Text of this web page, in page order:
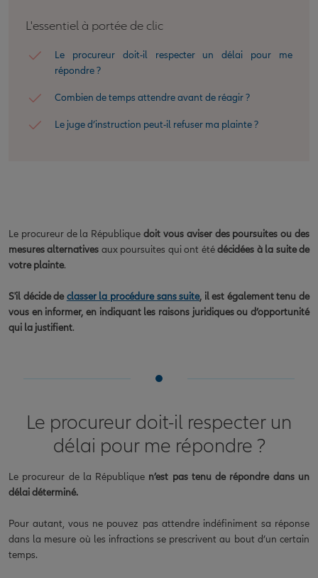
L'essentiel à portée de clic
Le procureur doit-il respecter un délai pour me
répondre ?
Combien de temps attendre avant de réagir ?
Le juge d’instruction peut-il refuser ma plainte ?
Le procureur de la Républiquedoit vous aviser des poursuites ou des
mesures alternatives aux poursuites qui ont étédécidées à la suite de
votre plainte.
S'il décide declasser la procédure sans suite, il est également tenu de
vous en informer, en indiquant les raisons juridiques ou d’opportunité
qui la justifient.
Le procureur doit-il respecter un
délai pour me répondre ?
Le procureur de la République n’est pas tenu de répondre dans un
délai déterminé.
Pour autant, vous ne pouvez pas attendre indéfiniment sa réponse
dans la mesure où les infractions se prescrivent au bout d’un certain
temps.